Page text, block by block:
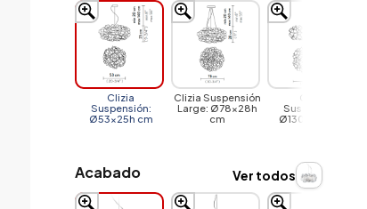
Clizia
Suspensión:
Ø53x25h cm
Clizia Suspensión
Large: Ø78x28h
cm
Clizia
Suspensión:
Ø130x45h cm
Acabado Ver todos